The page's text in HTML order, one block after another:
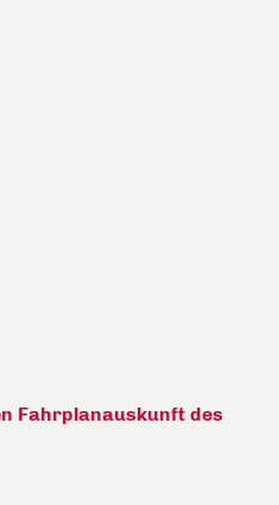
Fahrplanauskunft des